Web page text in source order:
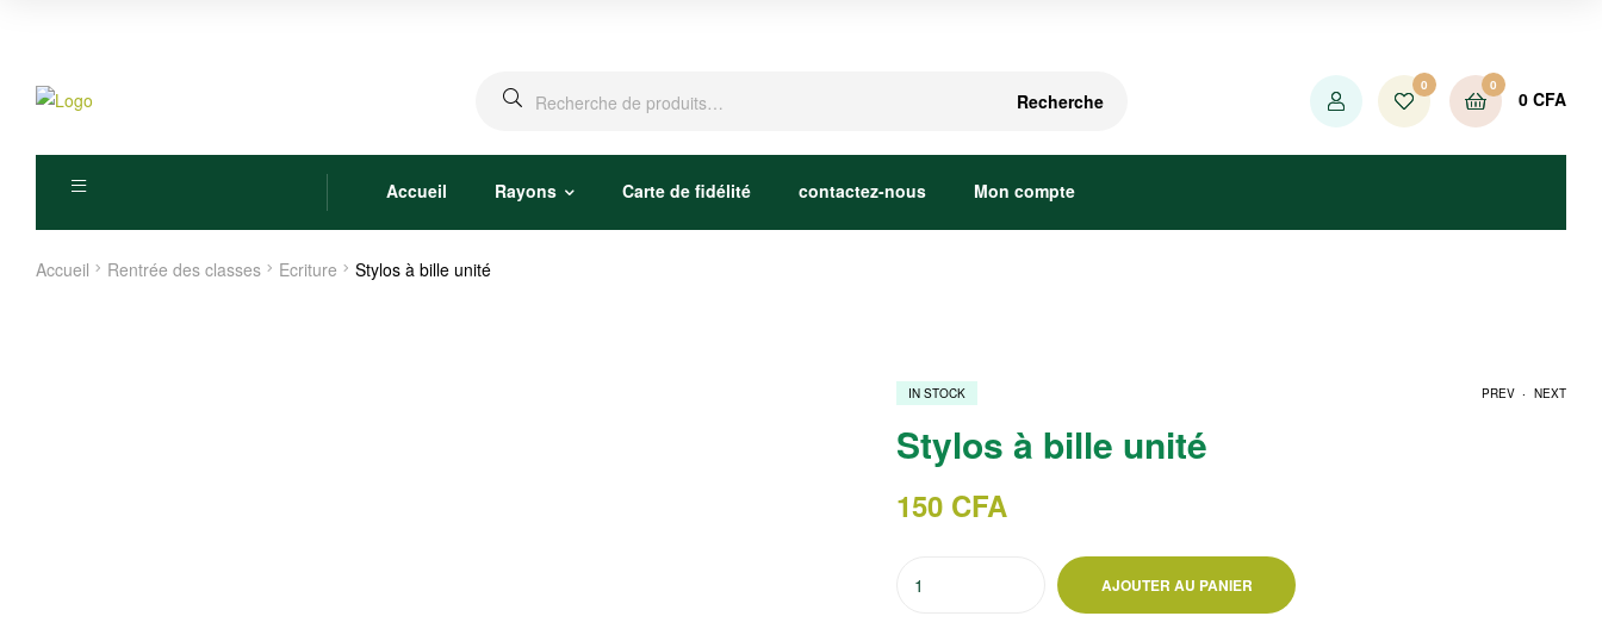
Recherche
Recherche
0 0
0 CFA
Accueil Rayons Carte de fidélité contactez-nous Mon compte
Accueil Rentrée des classes Ecriture Stylos à bille unité
PREV . NEXT
IN STOCK
Stylos à bille unité
150 CFA
AJOUTER AU PANIER